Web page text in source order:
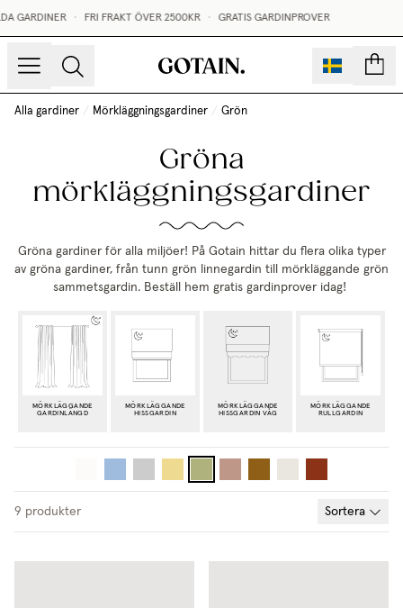
GARDINER FRI FRAKT ÖVER 2500KR GRATIS GARDINPROVER
Alla gardiner / Mörkläggningsgardiner / Grön
Gröna
mörkläggningsgardiner
Gröna gardiner för alla miljöer! På Gotain hittar du flera olika typer
av gröna gardiner, från tunn grön linnegardin till mörkläggande grön
sammetsgardin. Beställ hem gratis gardinprover idag!
MÖRKLÄGGANDE
GARDINLÄNGD
MÖRKLÄGGANDE
HISSGARDIN
MÖRKLÄGGANDE
HISSGARDIN VÅG
MÖRKLÄGGANDE
RULLGARDIN
9 produkter Sortera